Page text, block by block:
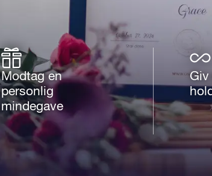
Modtag en
personlig
mindegave
Giv